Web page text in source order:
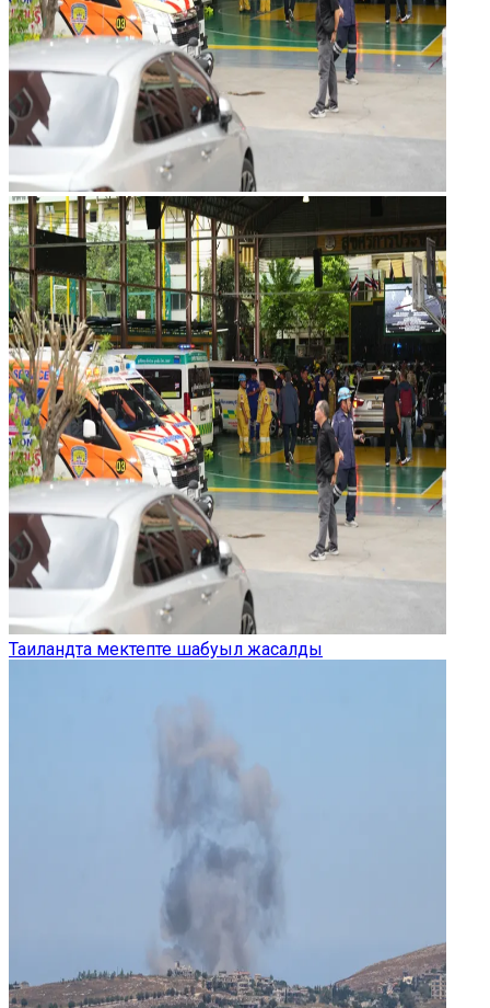
Таиландта мектепте шабуыл жасалды